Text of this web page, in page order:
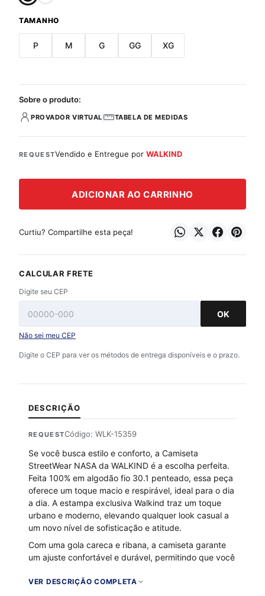
TAMANHO
P M G GG XG
Sobre o produto:
PROVADOR VIRTUAL TABELA DE MEDIDAS
REQUESTVendido e Entregue porWALKIND
ADICIONAR AO CARRINHO
Curtiu? Compartilhe esta peça!
CALCULAR FRETE
Digite seu CEP
OK
Não sei meu CEP
Digite o CEP para ver os métodos de entrega disponíveis e o prazo.
DESCRIÇÃO
REQUESTCódigo: WLK-15359
Se você busca estilo e conforto, a Camiseta
StreetWear NASA da WALKIND é a escolha perfeita.
Feita 100% em algodão fio 30.1 penteado, essa peça
oferece um toque macio e respirável, ideal para o dia
a dia. A estampa exclusiva Walkind traz um toque
urbano e moderno, elevando qualquer look casual a
um novo nível de sofisticação e atitude.
Com uma gola careca e ribana, a camiseta garante
um ajuste confortável e durável, permitindo que você
rolê na cidade ou uma reunião descontraída, essa
VER DESCRIÇÃO COMPLETA